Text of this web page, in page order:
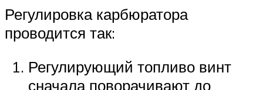
Регулировка карбюратора
проводится так:
Регулирующий топливо винт
сначала поворачивают до